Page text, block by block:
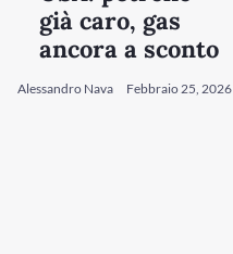
già caro, gas
ancora a sconto
Alessandro Nava Febbraio 25, 2026